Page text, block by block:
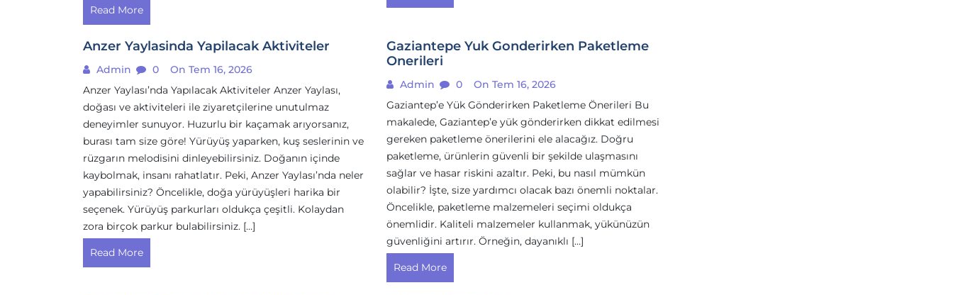
Read More
Anzer Yaylasinda Yapilacak Aktiviteler
Admin 0
On Tem 16, 2026
Anzer Yaylası’nda Yapılacak Aktiviteler Anzer Yaylası,
doğası ve aktiviteleri ile ziyaretçilerine unutulmaz
deneyimler sunuyor. Huzurlu bir kaçamak arıyorsanız,
burası tam size göre! Yürüyüş yaparken, kuş seslerinin ve
rüzgarın melodisini dinleyebilirsiniz. Doğanın içinde
kaybolmak, insanı rahatlatır. Peki, Anzer Yaylası’nda neler
yapabilirsiniz? Öncelikle, doğa yürüyüşleri harika bir
seçenek. Yürüyüş parkurları oldukça çeşitli. Kolaydan
zora birçok parkur bulabilirsiniz. […]
Read More
Gaziantepe Yuk Gonderirken Paketleme
Onerileri
Admin 0
On Tem 16, 2026
Gaziantep’e Yük Gönderirken Paketleme Önerileri Bu
makalede, Gaziantep’e yük gönderirken dikkat edilmesi
gereken paketleme önerilerini ele alacağız. Doğru
paketleme, ürünlerin güvenli bir şekilde ulaşmasını
sağlar ve hasar riskini azaltır. Peki, bu nasıl mümkün
olabilir? İşte, size yardımcı olacak bazı önemli noktalar.
Öncelikle, paketleme malzemeleri seçimi oldukça
önemlidir. Kaliteli malzemeler kullanmak, yükünüzün
güvenliğini artırır. Örneğin, dayanıklı […]
Read More